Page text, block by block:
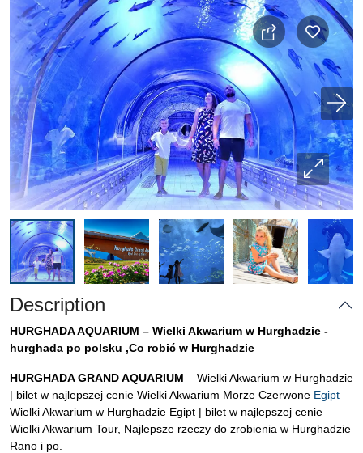
Description
HURGHADA AQUARIUM – Wielki Akwarium w Hurghadzie -
hurghada po polsku ,Co robić w Hurghadzie
HURGHADA GRAND AQUARIUM – Wielki Akwarium w Hurghadzie
| bilet w najlepszej cenie Wielki Akwarium Morze Czerwone Egipt
Wielki Akwarium w Hurghadzie Egipt | bilet w najlepszej cenie
Wielki Akwarium Tour, Najlepsze rzeczy do zrobienia w Hurghadzie
Rano i po.